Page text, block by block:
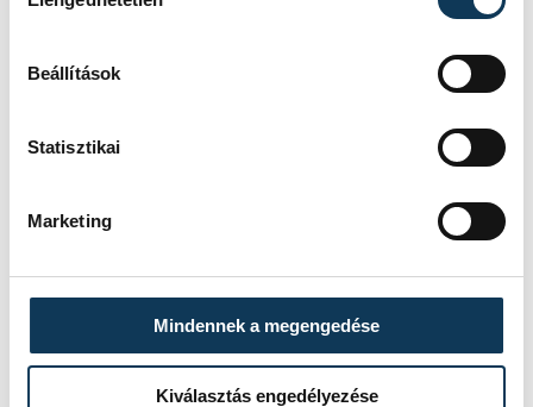
Beállítások
Statisztikai
Marketing
Mindennek a megengedése
Kiválasztás engedélyezése
KÖZÉRDEKŰ
Ideiglenes
forgalomkorlátozás a
Jókai utcában